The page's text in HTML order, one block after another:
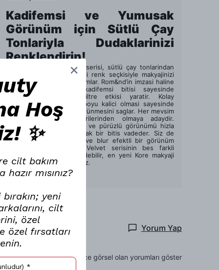
Kadifemsi ve Yumusak
Görünüm için Sütlü Çay
Tonlariyla Dudaklarinizi
Renklendirin!
Rom&nd Milk Tea Velvet serisi, sütlü çay tonlarindan
ilham alan genis yelpazeli renk seçkisiyle makyajinizi
kusursuz bir sekilde tamamlar. Rom&nd’in imzasi haline
gelmis pürüzsüz ve kadifemsi bitisi sayesinde
dudaklarinizda adeta filtre etkisi yaratir. Kolay
uygulanabilirligi ve gün boyu kalici olmasi sayesinde
dudaklarinizin göz alici görünmesini saglar. Her mevsim
makyaj çantanizin favorilerinden olmaya adaydir.
Dudaklarinizdaki kurulugu ve pürüzlü görünümü hizla
ortadan kaldirarak yumusak bir bitis vadeder. Siz de
dudaklarinizda kadifemsi ve blur efektli bir görünüm
için Rom&nd Milk Tea Velvet serisinin bes farkli
renginden birini tercih edebilir, en yeni Kore makyaji
trendlerini kesfedebilirsiniz.
Devamını Göster
Yorum Yap
Sadece görsel olan yorumları göster
Hoş
✨
cilt bakım
mısınız?
yeni
cilt
özel
özel fırsatları